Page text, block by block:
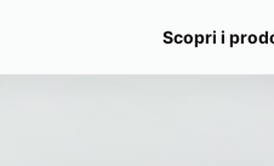
Scopri i